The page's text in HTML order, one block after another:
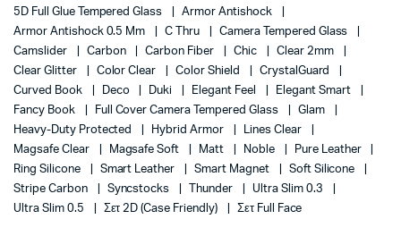
5D Full Glue Tempered Glass
Armor Antishock
Armor Antishock 0.5 Mm
C Thru
Camera Tempered Glass
Camslider
Carbon Carbon Fiber Chic
Clear 2mm
Clear Glitter
Color Clear Color Shield
CrystalGuard
Curved Book
Deco Duki Elegant Feel
Elegant Smart
Fancy Book
Full Cover Camera Tempered Glass
Glam
Heavy-Duty Protected
Hybrid Armor
Lines Clear
Magsafe Clear
Magsafe Soft Matt Noble
Pure Leather
Ring Silicone
Smart Leather Smart Magnet
Soft Silicone
Stripe Carbon
Syncstocks Thunder
Ultra Slim 0.3
Ultra Slim 0.5
Σετ 2D (case Friendly) Σετ Full Face